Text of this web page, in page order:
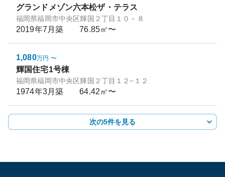
グランドメゾン六本松ザ・テラス
福岡県福岡市中央区輝国２丁目１０－８
2019年7月築 76.85㎡〜
1,080万円 〜
輝国住宅1号棟
福岡県福岡市中央区輝国２丁目１２−１２
1974年3月築 64.42㎡〜
次の5件を見る